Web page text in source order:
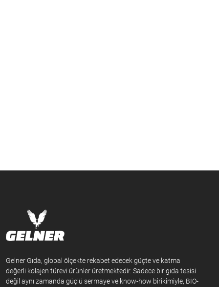
Gelner Gıda, global ölçekte rekabet edecek güçte ve katma
değerli kolajen türevi ürünler üretmektedir. Sadece bir gıda tesisi
değil aynı zamanda güçlü sermaye ve know-how birikimiyle, BİO-